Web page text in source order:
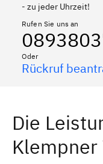
- zu jeder Uhrzeit!
Rufen Sie uns an
Oder
Rückruf
Die